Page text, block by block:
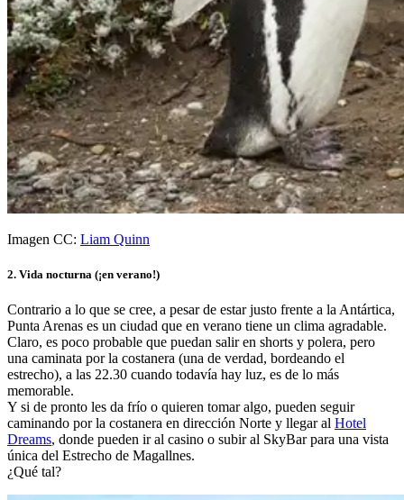
Imagen CC: Liam Quinn
2. Vida nocturna (¡en verano!)
Contrario a lo que se cree, a pesar de estar justo frente a la Antártica,
Punta Arenas es un ciudad que en verano tiene un clima agradable.
Claro, es poco probable que puedan salir en shorts y polera, pero
una caminata por la costanera (una de verdad, bordeando el
estrecho), a las 22.30 cuando todavía hay luz, es de lo más
memorable.
Y si de pronto les da frío o quieren tomar algo, pueden seguir
caminando por la costanera en dirección Norte y llegar al Hotel
Dreams, donde pueden ir al casino o subir al SkyBar para una vista
única del Estrecho de Magallnes.
¿Qué tal?